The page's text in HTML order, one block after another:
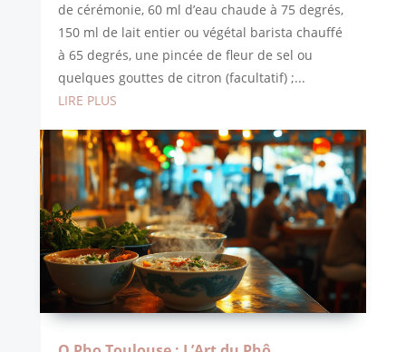
de cérémonie, 60 ml d’eau chaude à 75 degrés,
150 ml de lait entier ou végétal barista chauffé
à 65 degrés, une pincée de fleur de sel ou
quelques gouttes de citron (facultatif) ;...
LIRE PLUS